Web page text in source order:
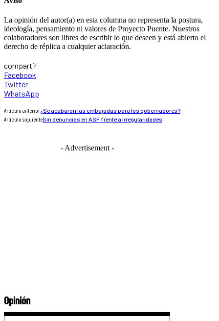
La opinión del autor(a) en esta columna no representa la postura,
ideología, pensamiento ni valores de Proyecto Puente. Nuestros
colaboradores son libres de escribir lo que deseen y está abierto el
derecho de réplica a cualquier aclaración.
compartir
Facebook
Twitter
WhatsApp
Artículo anterior¿Se acabaron las embajadas para los gobernadores?
Artículo siguienteSin denuncias en ASF frente a irregularidades
- Advertisement -
Opinión